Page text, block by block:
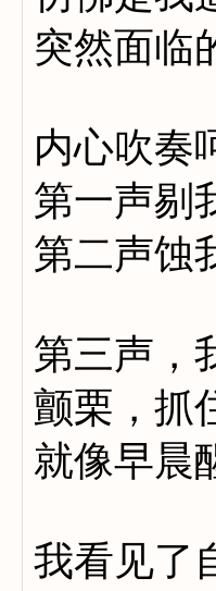
突然面临
内心吹
第一声剔
第二声蚀
第三声，
颤栗，抓
就像早晨
我看见了